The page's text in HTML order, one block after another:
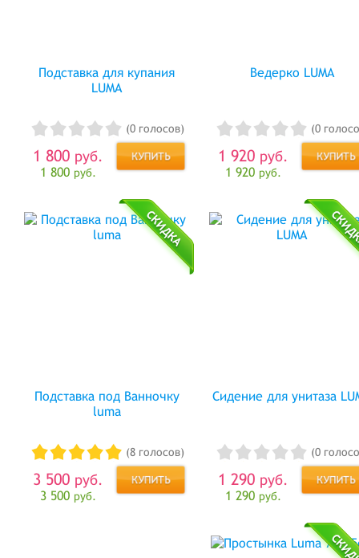
Подставка для купания
LUMA
(0 голосов)
1 800 руб.
1 800 руб.
Ведерко LUMA
(0
1 920 руб.
1 920 руб.
Подставка под Ванночку
luma
(8 голосов)
3 500 руб.
3 500 руб.
Сидение для унитаза
(0
1 290 руб.
1 290 руб.